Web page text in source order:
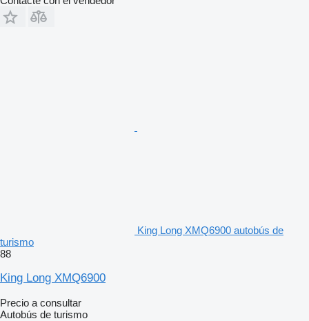
King Long XMQ6900 autobús de
turismo
88
King Long XMQ6900
Precio a consultar
Autobús de turismo